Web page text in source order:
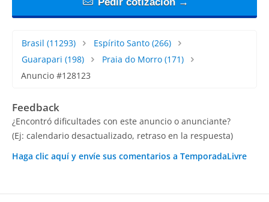
Brasil (11293) Espírito Santo(266)
Guarapari (198) Praia do Morro(171)
Anuncio #128123
Feedback
¿Encontró dificultades con este anuncio o anunciante?
(Ej: calendario desactualizado, retraso en la respuesta)
Haga clic aquí y envíe sus comentarios a TemporadaLivre